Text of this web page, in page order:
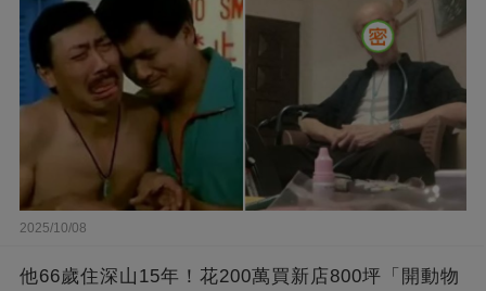
2025/10/08
他66歲住深山15年！花200萬買新店800坪「開動物